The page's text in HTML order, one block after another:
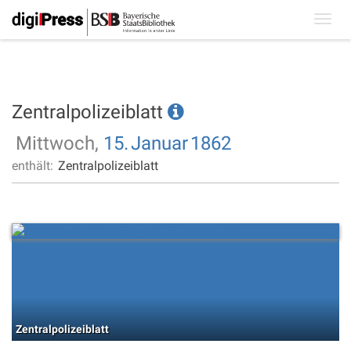
Zentralpolizeiblatt
Mittwoch, 15.Januar1862
enthält: Zentralpolizeiblatt
Zentralpolizeiblatt